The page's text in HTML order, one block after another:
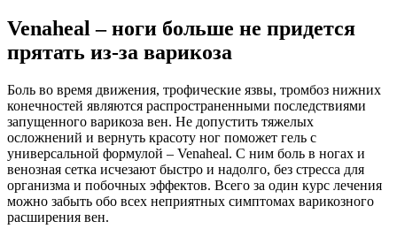
Venaheal – ноги больше не придется
прятать из-за варикоза
Боль во время движения, трофические язвы, тромбоз нижних
конечностей являются распространенными последствиями
запущенного варикоза вен. Не допустить тяжелых
осложнений и вернуть красоту ног поможет гель с
универсальной формулой – Venaheal. С ним боль в ногах и
венозная сетка исчезают быстро и надолго, без стресса для
организма и побочных эффектов. Всего за один курс лечения
можно забыть обо всех неприятных симптомах варикозного
расширения вен.